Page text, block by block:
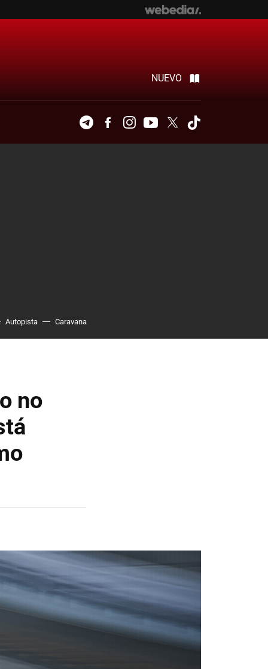
NUEVO
TelegramFacebookInstagramYoutubeTwitter
Autopista Caravana
no